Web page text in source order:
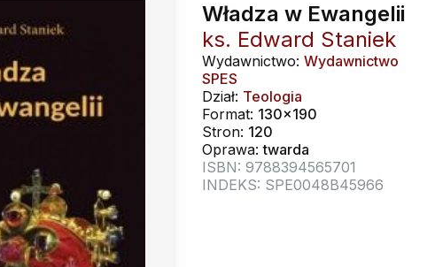
Władza w Ewangelii
ks. Edward Staniek
Wydawnictwo: Wydawnictwo
SPES
Dział: Teologia
Format: 130x190
Stron: 120
Oprawa:twarda
ISBN: 9788394565701
INDEKS: SPE0048B45966